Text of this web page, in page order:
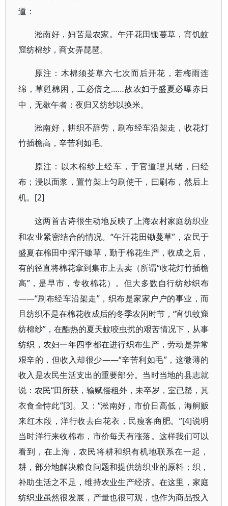
道：
淞南好，妇苦最农家。午汗花田锄蔓草，宵饥蚊
窟纺棉纱，商女弄琵琶。
原注：木棉须芟草六七次而后开花，若梅雨连
绵，草甦棉困，工必倍之……故农妇于盛夏必曝赤日
中，无歇午者；夜归又纺纱以换米。
淞南好，耕织不辞劳，刷布经车沿架走，收花灯
竹插檐高，辛苦利如毛。
原注：以木棉纱上经车，于官道理其绪，曰经
布；浸以面浆，置竹架上匀刷使干，曰刷布，然后上
机。 [2]
这两首古诗很生动地反映了上海农村家庭纺织业
和农业紧密结合的情况。 “午汗花田锄蔓草”，农民于
盛夏在棉田中挥汗锄草，勤于棉花生产，收成之后，
有的径直将棉花拿到集市上去卖（所谓“收花灯竹插檐
高”，是早市，专收棉花）。但大多数自行纺纱织布
——“刷布经车沿架走”，织布是家家户户的事业，而
且纺织不是在棉花收成后的冬季农闲时节，“宵饥蚊窟
纺棉纱”，在酷热的夏天蚊咬虫扰的艰苦情况下，从事
纺织，农妇一年四季都在进行织布生产，劳动是异常
艰辛的，但收入却很少——“辛苦利如毛”，这微薄的
收入是农民生活支出的重要部分。当时当地的县志就
说：农民“田所获，输赋偿租外，未卒岁，室已罄，其
衣食全恃此”[3]。又：“淞南好，市价日高低，海舸贩
来红木段，洋行收去白花衣，民瘦客商肥。”[4]说明
当时洋行来收棉布，市价每天有涨落。这样我们可以
看到，在上海，农民将耕和织有机地联系在一起，
耕，部分地解决粮食问题和提供纺织业的原料；织，
补助生活之不足，维持农业生产经济。在这里，家庭
纺织业虽然很发展，产量也很可观，也作为商品投入